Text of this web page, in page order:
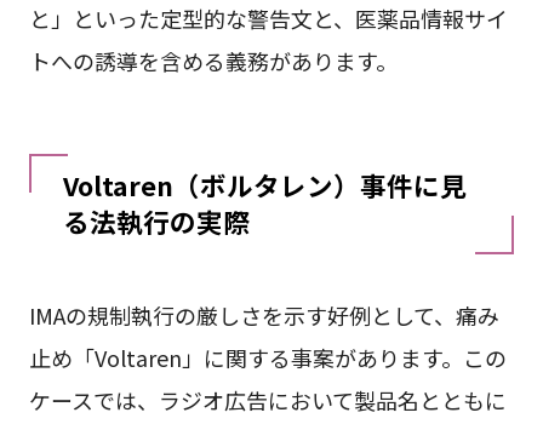
と」といった定型的な警告文と、医薬品情報サイ
トへの誘導を含める義務があります。
Voltaren（ボルタレン）事件に見
る法執行の実際
IMAの規制執行の厳しさを示す好例として、痛み
止め「Voltaren」に関する事案があります。この
ケースでは、ラジオ広告において製品名とともに